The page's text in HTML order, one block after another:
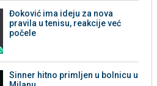
Đoković ima ideju za nova
pravila u tenisu, reakcije već
počele
Sinner hitno primljen u bolnicu u